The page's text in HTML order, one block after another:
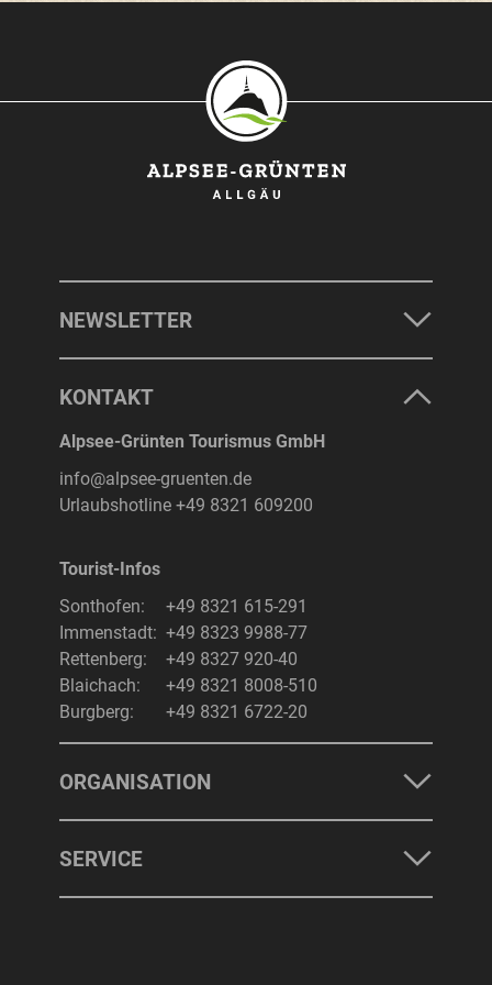
BLAICHACH-GUNZESRIED
BURGBERG
UNTERKÜNFTE
ERLEBNISSE
Suchbegriff
Suchen
NEWSLETTER
KONTAKT
Alpsee-Grünten Tourismus GmbH
info@alpsee-gruenten.de
Urlaubshotline +49 8321 609200
Tourist-Infos
Sonthofen:
+49 8321 615-291
Immenstadt: +49 8323 9988-77
Rettenberg:
+49 8327 920-40
Blaichach:
+49 8321 8008-510
Burgberg:
+49 8321 6722-20
ORGANISATION
SERVICE